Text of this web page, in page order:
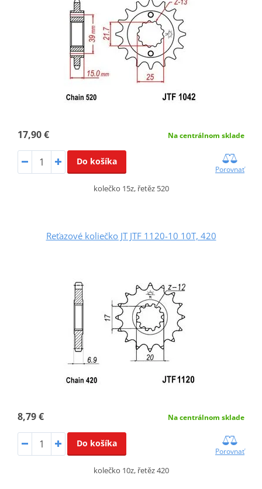
17,90 € Na centrálnom sklade
Do košíka
Porovnať
kolečko 15z, řetěz 520
Reťazové koliečko JT JTF 1120-10 10T, 420
8,79 € Na centrálnom sklade
Do košíka
Porovnať
kolečko 10z, řetěz 420